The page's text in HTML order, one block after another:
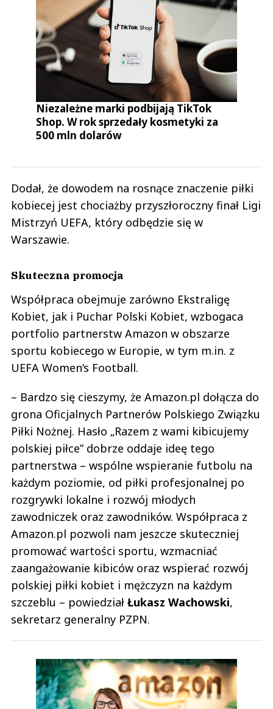
Niezależne marki podbijają TikTok
Shop. W rok sprzedały kosmetyki za
500 mln dolarów
Dodał, że dowodem na rosnące znaczenie piłki
kobiecej jest chociażby przyszłoroczny finał Ligi
Mistrzyń UEFA, który odbędzie się w
Warszawie.
Skuteczna promocja
Współpraca obejmuje zarówno Ekstraligę
Kobiet, jak i Puchar Polski Kobiet, wzbogaca
portfolio partnerstw Amazon w obszarze
sportu kobiecego w Europie, w tym m.in. z
UEFA Women‘s Football.
– Bardzo się cieszymy, że Amazon.pl dołącza do
grona Oficjalnych Partnerów Polskiego Związku
Piłki Nożnej. Hasło „Razem z wami kibicujemy
polskiej piłce” dobrze oddaje ideę tego
partnerstwa – wspólne wspieranie futbolu na
każdym poziomie, od piłki profesjonalnej po
rozgrywki lokalne i rozwój młodych
zawodniczek oraz zawodników. Współpraca z
Amazon.pl pozwoli nam jeszcze skuteczniej
promować wartości sportu, wzmacniać
zaangażowanie kibiców oraz wspierać rozwój
polskiej piłki kobiet i mężczyzn na każdym
szczeblu – powiedział Łukasz Wachowski,
sekretarz generalny PZPN.